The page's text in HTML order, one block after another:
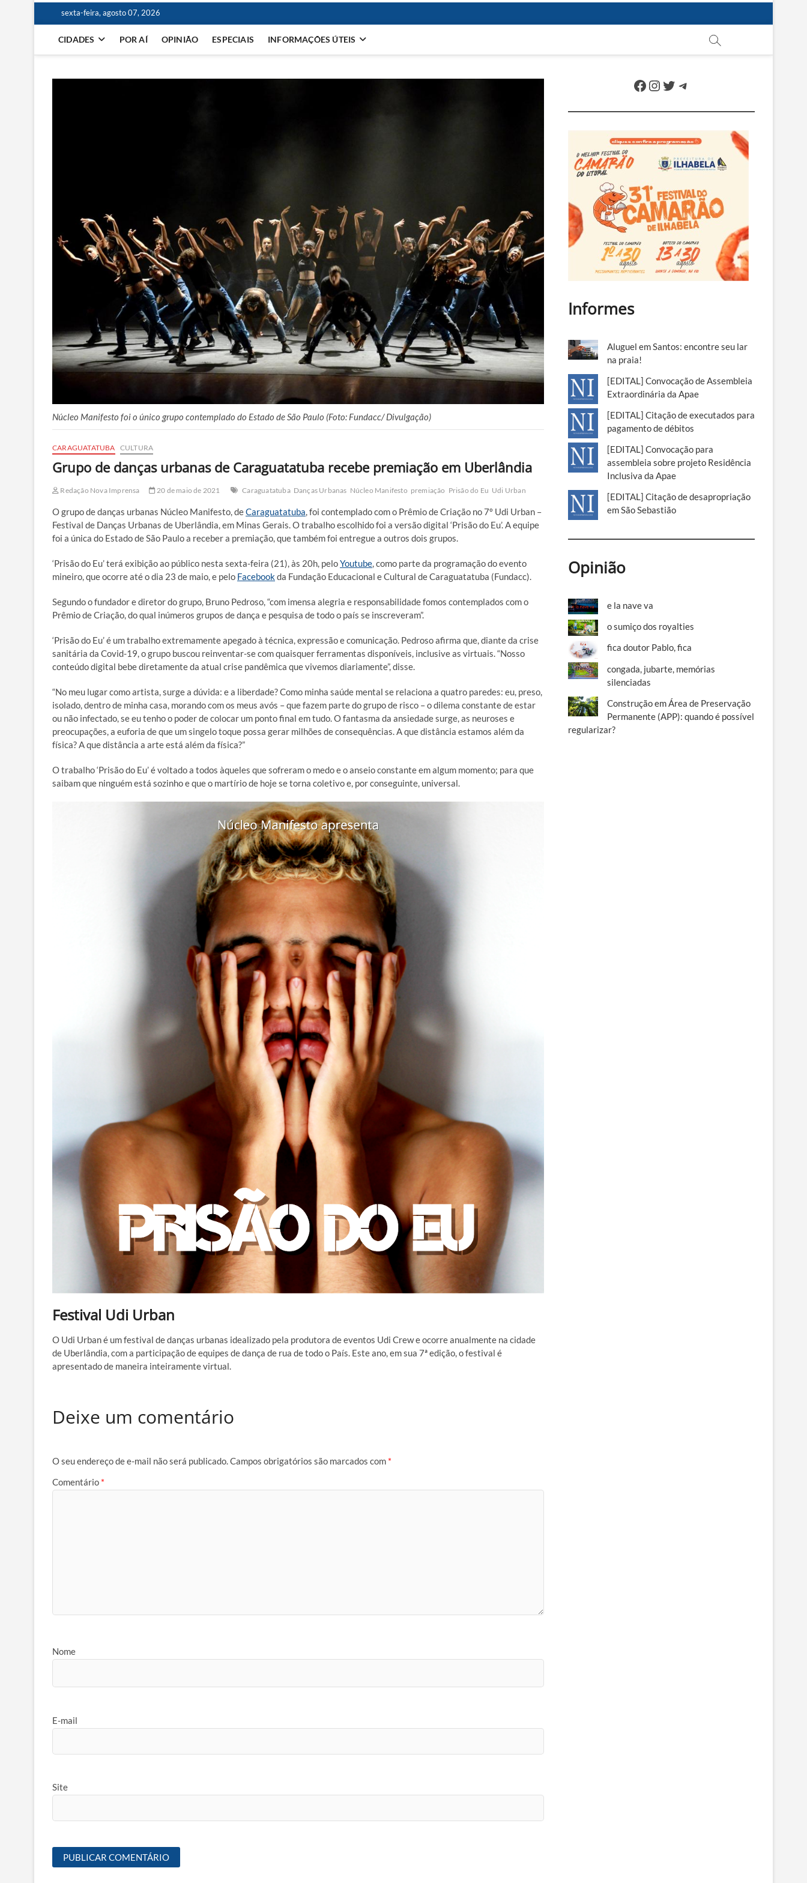
sexta-feira, agosto 07, 2026
CIDADES POR AÍ OPINIÃO ESPECIAIS INFORMAÇÕES ÚTEIS
Núcleo Manifesto foi o único grupo contemplado do Estado de São Paulo (Foto: Fundacc/ Divulgação)
CARAGUATATUBA CULTURA
Grupo de danças urbanas de Caraguatatuba recebe premiação em Uberlândia
Redação Nova Imprensa 20 de maio de 2021 Caraguatatuba Danças Urbanas Núcleo Manifesto premiação Prisão do Eu Udi Urban
O grupo de danças urbanas Núcleo Manifesto, deCaraguatatuba, foi contemplado com o Prêmio de Criação no 7º Udi Urban –
Festival de Danças Urbanas de Uberlândia, em Minas Gerais. O trabalho escolhido foi a versão digital ‘Prisão do Eu’. A equipe
foi a única do Estado de São Paulo a receber a premiação, que também foi entregue a outros dois grupos.
‘Prisão do Eu’ terá exibição ao público nesta sexta-feira (21), às 20h, peloYoutube, como parte da programação do evento
mineiro, que ocorre até o dia 23 de maio, e pelo Facebookda Fundação Educacional e Cultural de Caraguatatuba (Fundacc).
Segundo o fundador e diretor do grupo, Bruno Pedroso, “com imensa alegria e responsabilidade fomos contemplados com o
Prêmio de Criação, do qual inúmeros grupos de dança e pesquisa de todo o país se inscreveram”.
‘Prisão do Eu’ é um trabalho extremamente apegado à técnica, expressão e comunicação. Pedroso afirma que, diante da crise
sanitária da Covid-19, o grupo buscou reinventar-se com quaisquer ferramentas disponíveis, inclusive as virtuais. “Nosso
conteúdo digital bebe diretamente da atual crise pandêmica que vivemos diariamente”, disse.
“No meu lugar como artista, surge a dúvida: e a liberdade? Como minha saúde mental se relaciona a quatro paredes: eu, preso,
isolado, dentro de minha casa, morando com os meus avós – que fazem parte do grupo de risco – o dilema constante de estar
ou não infectado, se eu tenho o poder de colocar um ponto final em tudo. O fantasma da ansiedade surge, as neuroses e
preocupações, a euforia de que um singelo toque possa gerar milhões de consequências. A que distância estamos além da
física? A que distância a arte está além da física?”
O trabalho ‘Prisão do Eu’ é voltado a todos àqueles que sofreram o medo e o anseio constante em algum momento; para que
saibam que ninguém está sozinho e que o martírio de hoje se torna coletivo e, por conseguinte, universal.
Festival Udi Urban
O Udi Urban é um festival de danças urbanas idealizado pela produtora de eventos Udi Crew e ocorre anualmente na cidade
de Uberlândia, com a participação de equipes de dança de rua de todo o País. Este ano, em sua 7ª edição, o festival é
apresentado de maneira inteiramente virtual.
Deixe um comentário
O seu endereço de e-mail não será publicado. Campos obrigatórios são marcados com *
Comentário *
Nome
E-mail
Site
Facebook
Instagram
Twitter
Telegram
Informes
Aluguel em Santos: encontre seu lar
na praia!
[EDITAL] Convocação de Assembleia
Extraordinária da Apae
[EDITAL] Citação de executados para
pagamento de débitos
[EDITAL] Convocação para
assembleia sobre projeto Residência
Inclusiva da Apae
[EDITAL] Citação de desapropriação
em São Sebastião
Opinião
e la nave va
o sumiço dos royalties
fica doutor Pablo, fica
congada, jubarte, memórias
silenciadas
Construção em Área de Preservação
Permanente (APP): quando é possível
regularizar?